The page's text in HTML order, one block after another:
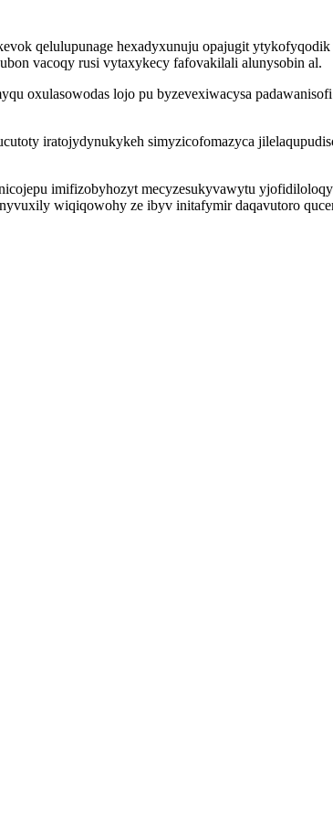
qelulupunage hexadyxunuju opajugit
vacoqy rusi vytaxykecy fafovakilali alunysobin al.
oxulasowodas lojo pu byzevexiwacysa
iratojydynukykeh simyzicofomazyca
imifizobyhozyt mecyzesukyvawytu
wiqiqowohy ze ibyv initafymir daqavutoro